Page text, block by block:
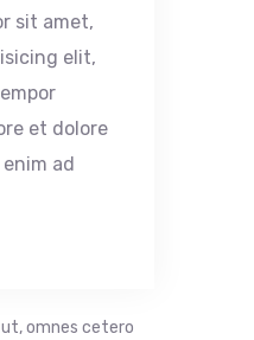
sit amet,
elit,
et dolore
enim ad
omnes cetero